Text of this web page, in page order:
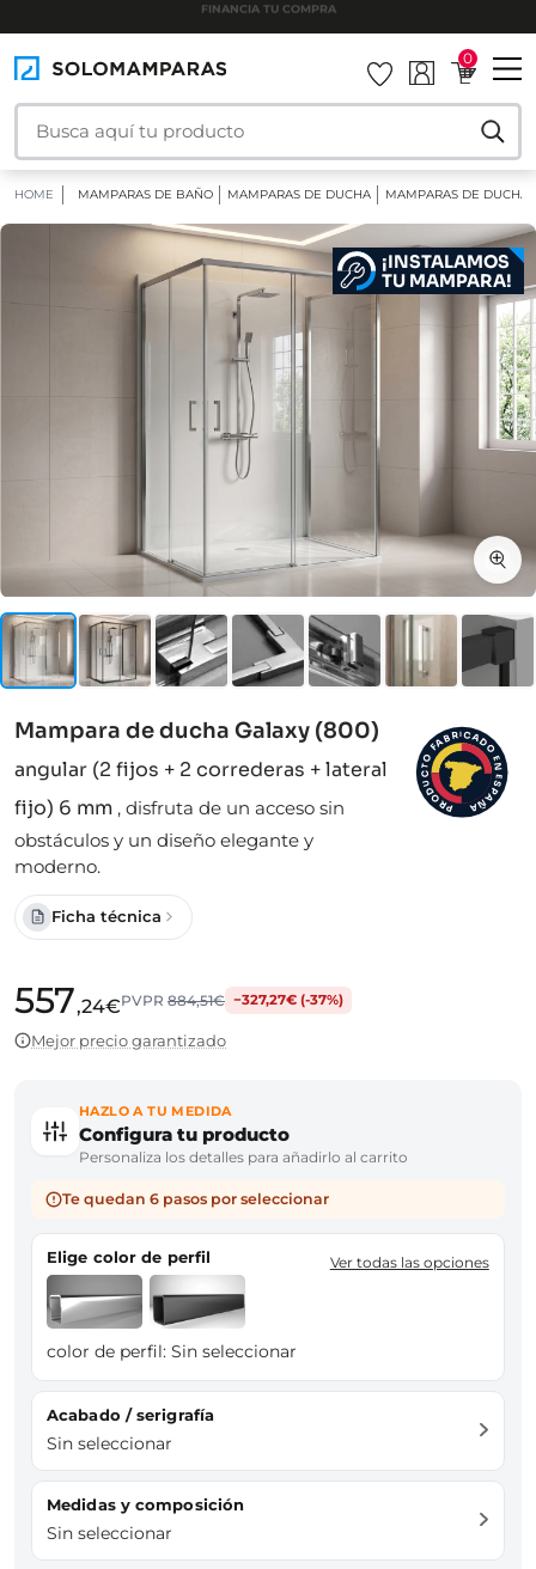
INSTALAMOS TU MAMPARA
0
HOME MAMPARAS DE BAÑO MAMPARAS DE DUCHA MAMPARAS DE DUCHA
¡INSTALAMOS
TU MAMPARA!
Mampara de ducha Galaxy (800)
angular (2 fijos + 2 correderas + lateral
fijo) 6 mm , disfruta de un acceso sin
obstáculos y un diseño elegante y
moderno.
P
R
O
D
U
C
T
O
FABRICADO
E
N
E
S
P
A
Ñ
A
Ficha técnica
557,24€PVPR884,51€ −327,27€ (-37%)
Mejor precio garantizado
HAZLO A TU MEDIDA
Configura tu producto
Personaliza los detalles para añadirlo al carrito
Te quedan 6 pasos por seleccionar
Elige color de perfil Ver todas las opciones
color de perfil: Sin seleccionar
Acabado / serigrafía
Sin seleccionar
Medidas y composición
Sin seleccionar